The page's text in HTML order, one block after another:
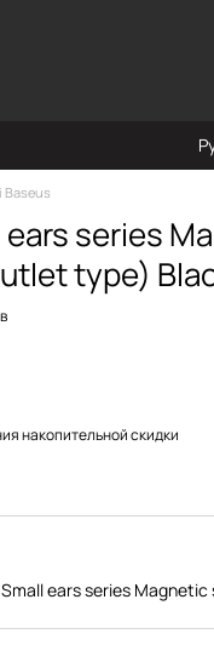
Baseus
ears series
type)
накопительной скидки
ears series